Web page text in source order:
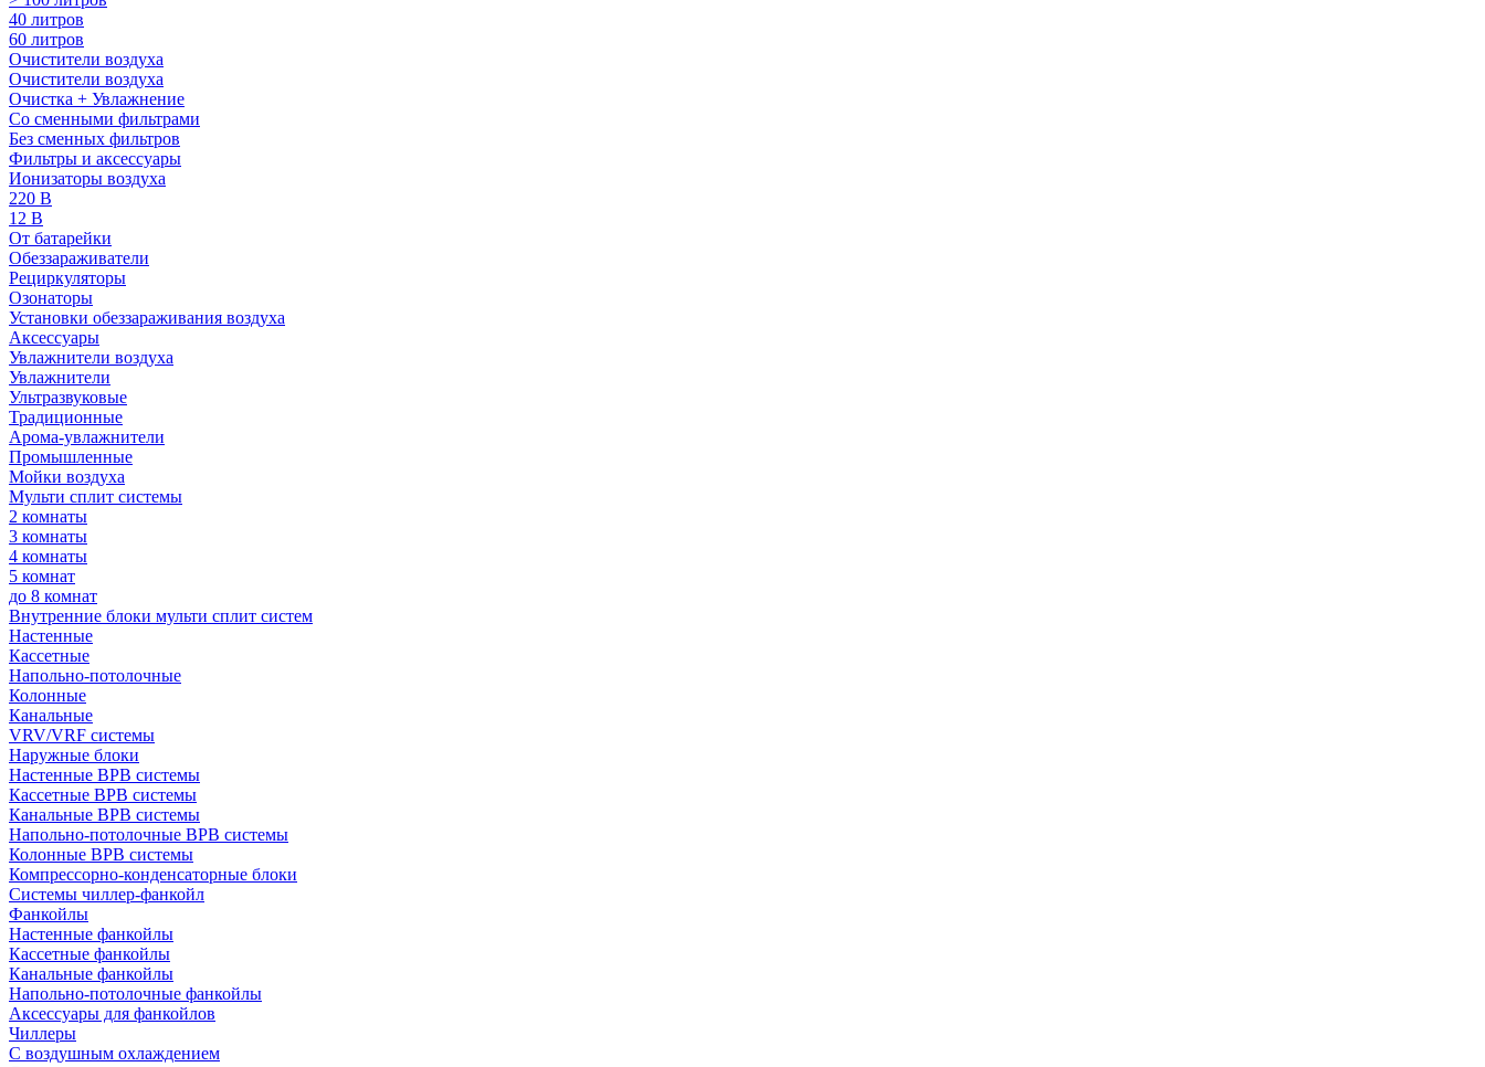
40 литров
60 литров
Очистители воздуха
Очистители воздуха
Очистка + Увлажнение
Cо сменными фильтрами
Без сменных фильтров
Фильтры и аксессуары
Ионизаторы воздуха
220 В
12 В
От батарейки
Обеззараживатели
Рециркуляторы
Озонаторы
Установки обеззараживания воздуха
Аксессуары
Увлажнители воздуха
Увлажнители
Ультразвуковые
Традиционные
Арома-увлажнители
Промышленные
Мойки воздуха
Мульти сплит системы
2 комнаты
3 комнаты
4 комнаты
5 комнат
до 8 комнат
Внутренние блоки мульти сплит систем
Настенные
Кассетные
Напольно-потолочные
Колонные
Канальные
VRV/VRF системы
Наружные блоки
Настенные ВРВ системы
Кассетные ВРВ системы
Канальные ВРВ системы
Напольно-потолочные ВРВ системы
Колонные ВРВ системы
Компрессорно-конденсаторные блоки
Системы чиллер-фанкойл
Фанкойлы
Настенные фанкойлы
Кассетные фанкойлы
Канальные фанкойлы
Напольно-потолочные фанкойлы
Аксессуары для фанкойлов
Чиллеры
С воздушным охлаждением